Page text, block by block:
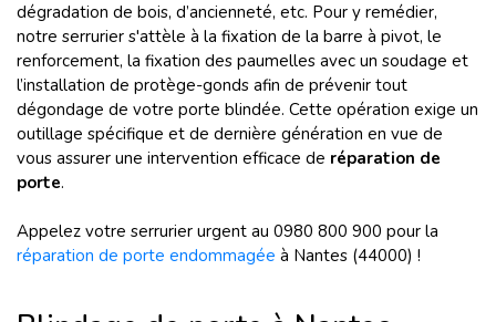
dégradation de bois, d’ancienneté, etc. Pour y remédier,
notre serrurier s'attèle à la fixation de la barre à pivot, le
renforcement, la fixation des paumelles avec un soudage et
l’installation de protège-gonds afin de prévenir tout
dégondage de votre porte blindée. Cette opération exige un
outillage spécifique et de dernière génération en vue de
vous assurer une intervention efficace de réparation de
porte.
Appelez votre serrurier urgent au 0980 800 900 pour la
réparation de porte endommagée à Nantes (44000) !